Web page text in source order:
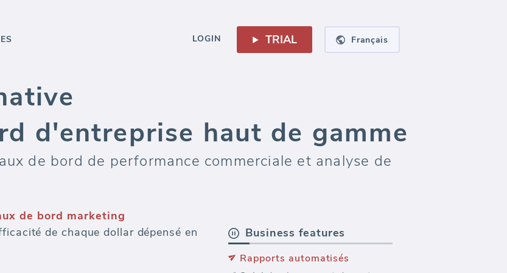
LOGIN TRIAL Français
d'entreprise haut de gamme
de bord de performance commerciale et analyse de
de bord marketing
de chaque dollar dépensé en
Business features
Rapports automatisés